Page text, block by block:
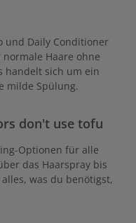
und Daily Conditioner
Haare ohne
handelt sich um ein
milde Spülung.
don't use tofu
Optionen für alle
das Haarspray bis
was du benötigst,